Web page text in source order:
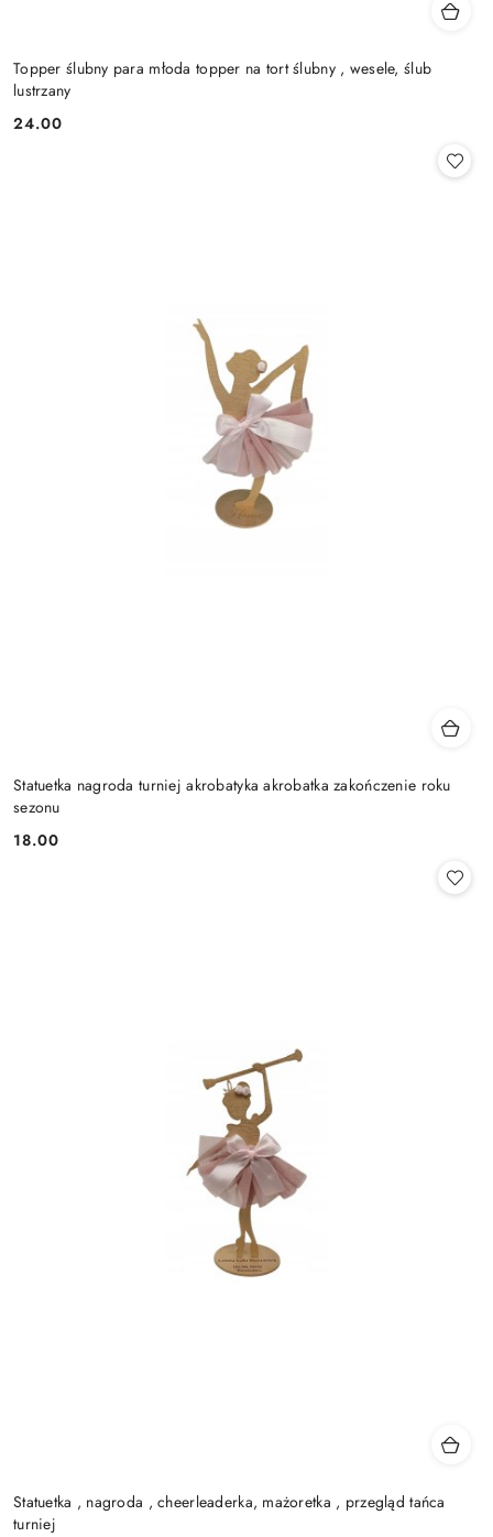
Topper ślubny para młoda topper na tort ślubny , wesele, ślub
lustrzany
Cena:
24.00
Statuetka nagroda turniej akrobatyka akrobatka zakończenie roku
sezonu
Cena:
18.00
Statuetka , nagroda , cheerleaderka, mażoretka , przegląd tańca
turniej